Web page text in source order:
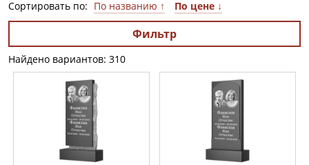
Сортировать по: По названию ↑ По цене ↓
Фильтр
Найдено вариантов: 310